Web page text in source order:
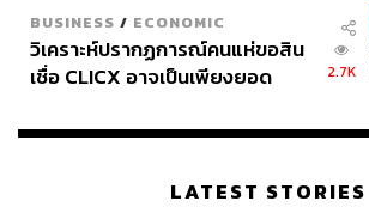
BUSINESS / ECONOMIC
วิเคราะห์ปรากฏการณ์คนแห่ขอสิน
เชื่อ CLICX อาจเป็นเพียงยอด
เรือนไทยที่ถูกซุกไว้
2.7K
LATEST STORIES